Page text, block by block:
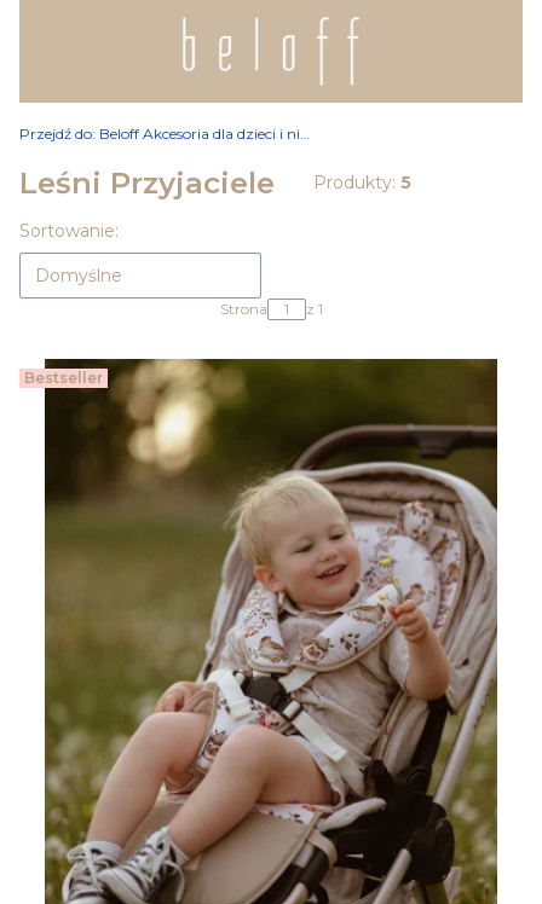
Przejdź do: Beloff Akcesoria dla dzieci i niemowląt
Leśni Przyjaciele Produkty: 5
Lista produktów
Sortowanie:
Domyślne
Strona z 1
Bestseller